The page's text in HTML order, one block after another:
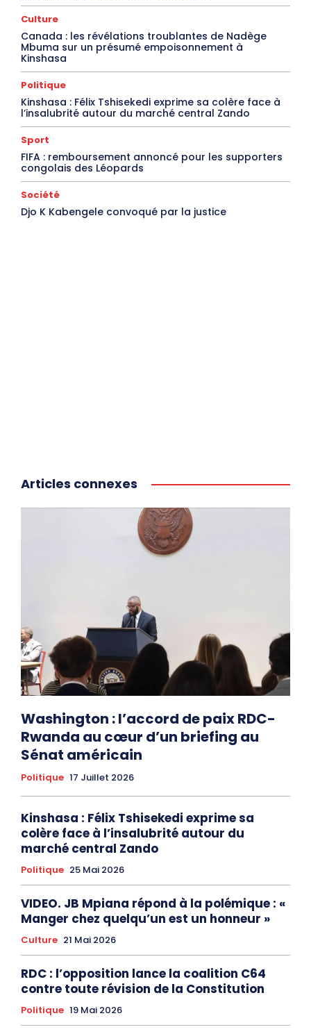
Culture
Canada : les révélations troublantes de Nadège
Mbuma sur un présumé empoisonnement à
Kinshasa
Politique
Kinshasa : Félix Tshisekedi exprime sa colère face à
l’insalubrité autour du marché central Zando
Sport
FIFA : remboursement annoncé pour les supporters
congolais des Léopards
Société
Djo K Kabengele convoqué par la justice
Articles connexes
Washington : l’accord de paix RDC-
Rwanda au cœur d’un briefing au
Sénat américain
Politique 17 Juillet 2026
Kinshasa : Félix Tshisekedi exprime sa
colère face à l’insalubrité autour du
marché central Zando
Politique 25 Mai 2026
VIDEO. JB Mpiana répond à la polémique : «
Manger chez quelqu’un est un honneur »
Culture 21 Mai 2026
RDC : l’opposition lance la coalition C64
contre toute révision de la Constitution
Politique 19 Mai 2026